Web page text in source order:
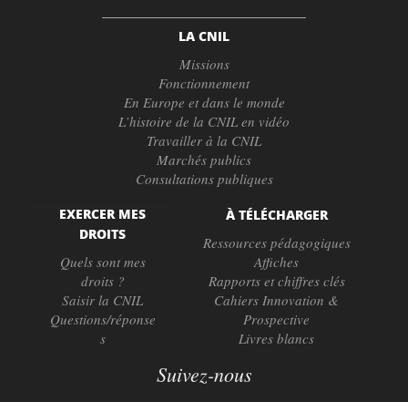
LA CNIL
Missions
Fonctionnement
En Europe et dans le monde
L’histoire de la CNIL en vidéo
Travailler à la CNIL
Marchés publics
Consultations publiques
EXERCER MES
DROITS
Quels sont mes
droits ?
Saisir la CNIL
Questions/réponse
s
À TÉLÉCHARGER
Ressources pédagogiques
Affiches
Rapports et chiffres clés
Cahiers Innovation &
Prospective
Livres blancs
Suivez-nous